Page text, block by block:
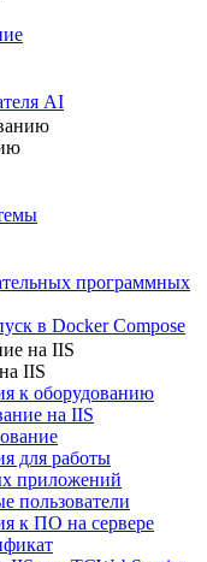
AI
программных
в Docker Compose
на IIS
IIS
к оборудованию
на IIS
для работы
приложений
пользователи
к ПО на сервере